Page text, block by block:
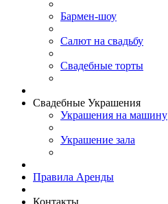
Бармен-шоу
Салют на свадьбу
Свадебные торты
Свадебные Украшения
Украшения на машину
Украшение зала
Правила Аренды
Контакты